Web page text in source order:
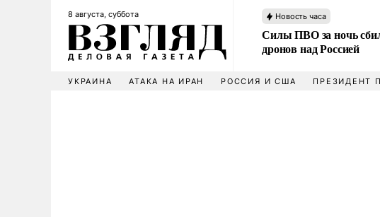
8 августа, суббота Новость часа
Силы ПВО за ночь
дронов над Россией
УКРАИНА АТАКА НА ИРАН РОССИЯ И США ПРЕЗИДЕНТ